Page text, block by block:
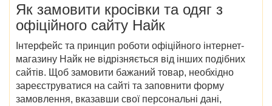
Як замовити кросівки та одяг з
офіційного сайту Найк
Інтерфейс та принцип роботи офіційного інтернет-
магазину Найк не відрізняється від інших подібних
сайтів. Щоб замовити бажаний товар, необхідно
зареєструватися на сайті та заповнити форму
замовлення, вказавши свої персональні дані,